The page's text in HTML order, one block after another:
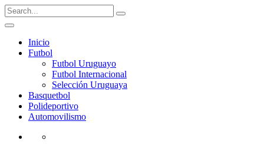
Inicio
Futbol
Futbol Uruguayo
Futbol Internacional
Selección Uruguaya
Basquetbol
Polideportivo
Automovilismo